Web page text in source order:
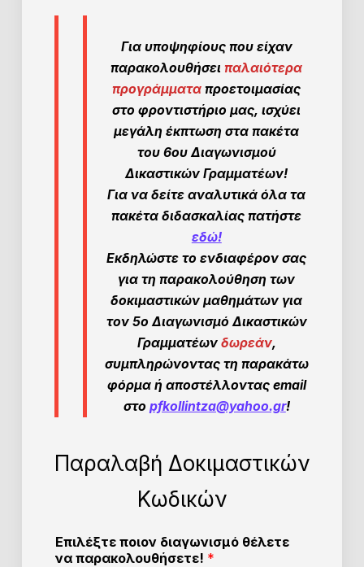
Για υποψηφίους που είχαν
παρακολουθήσειπαλαιότερα
προγράμματα προετοιμασίας
στο φροντιστήριο μας, ισχύει
μεγάλη έκπτωση στα πακέτα
του 6ου Διαγωνισμού
Δικαστικών Γραμματέων!
Για να δείτε αναλυτικά όλα τα
πακέτα διδασκαλίας πατήστε
εδώ!
Εκδηλώστε το ενδιαφέρον σας
για τη παρακολούθηση των
δοκιμαστικών μαθημάτων για
τον 5ο Διαγωνισμό Δικαστικών
Γραμματέων δωρεάν,
συμπληρώνοντας τη παρακάτω
φόρμα ή αποστέλλοντας email
στο pfkollintza@yahoo.gr!
Παραλαβή Δοκιμαστικών
Κωδικών
Επιλέξτε ποιον διαγωνισμό θέλετε
να παρακολουθήσετε! *